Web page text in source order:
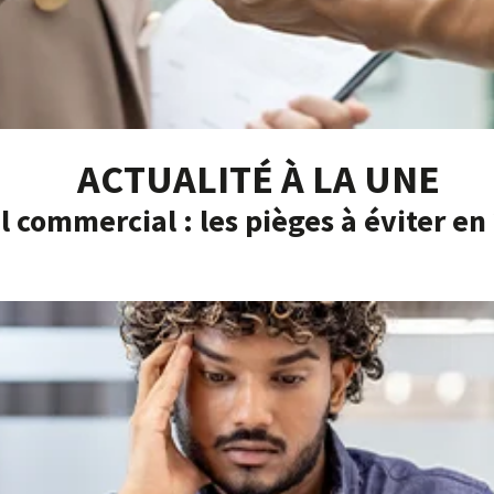
ACTUALITÉ À LA UNE
commercial : les pièges à éviter en